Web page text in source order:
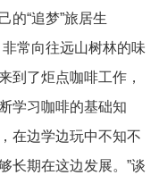
的“追梦”旅居生
常向往远山树林的味
到了炬点咖啡工作，
学习咖啡的基础知
在边学边玩中不知不
长期在这边发展。”谈